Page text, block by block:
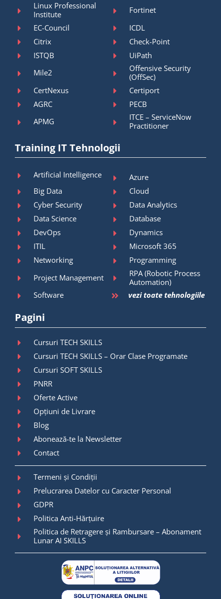
Linux Professional
Institute
Fortinet
EC-Council
ICDL
Citrix
Check-Point
ISTQB
UiPath
Mile2
Offensive Security
(OffSec)
CertNexus
Certiport
AGRC
PECB
APMG
ITCE – ServiceNow
Practitioner
Training IT Tehnologii
Artificial Intelligence
Azure
Big Data
Cloud
Cyber Security
Data Analytics
Data Science
Database
DevOps
Dynamics
ITIL
Microsoft 365
Networking
Programming
Project Management
RPA (Robotic Process
Automation)
Software
vezi toate tehnologiile
Pagini
Cursuri TECH SKILLS
Cursuri TECH SKILLS – Orar Clase Programate
Cursuri SOFT SKILLS
PNRR
Oferte Active
Opțiuni de Livrare
Blog
Abonează-te la Newsletter
Contact
Termeni și Condiții
Prelucrarea Datelor cu Caracter Personal
GDPR
Politica Anti-Hărțuire
Politica de Retragere și Rambursare – Abonament
Lunar AI SKILLS